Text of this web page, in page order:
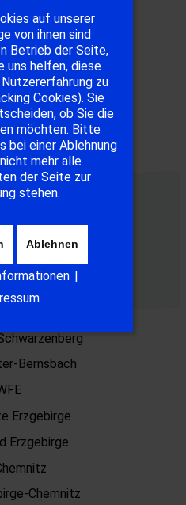
Einheit 90
g-v.com
Bernsbach
Erzgebirge
Erzgebirge
Chemnitz
auf unserer
von ihnen sind
Betrieb der Seite,
uns helfen, diese
zu
Cookies). Sie
ob Sie die
möchten. Bitte
bei einer Ablehnung
mehr alle
der Seite zur
stehen.
Ablehnen